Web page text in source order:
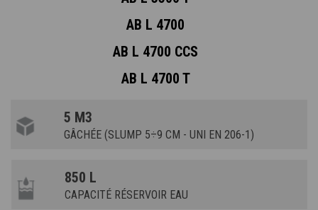
AB L 4700
AB L 4700 CCS
AB L 4700 T
5 M3
GÂCHÉE (SLUMP 5÷9 CM - UNI EN 206-1)
850 L
CAPACITÉ RÉSERVOIR EAU